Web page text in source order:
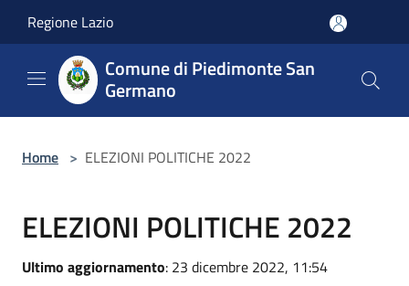
Regione Lazio
Comune di Piedimonte San
Germano
Home > ELEZIONI POLITICHE 2022
ELEZIONI POLITICHE 2022
Ultimo aggiornamento: 23 dicembre 2022, 11:54